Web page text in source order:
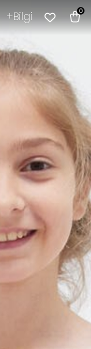
Bilgi 0